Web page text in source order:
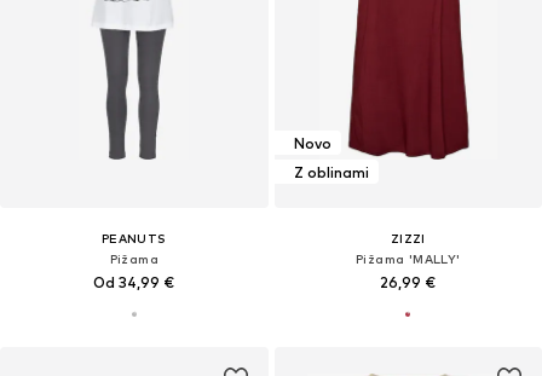
PEANUTS
Pižama
Od 34,99 €
Novo
Z oblinami
ZIZZI
Pižama 'MALLY'
26,99 €